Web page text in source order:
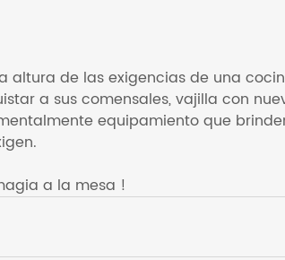
altura de las exigencias de una
a sus comensales, vajilla con
equipamiento que
a la mesa !